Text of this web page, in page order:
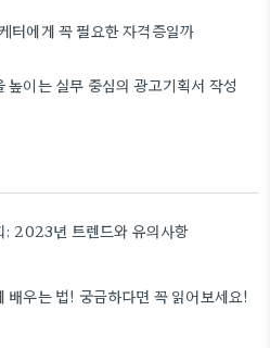
터에게 꼭 필요한 자격증일까
높이는 실무 중심의 광고기획서 작성
: 2023년 트렌드와 유의사항
배우는 법! 궁금하다면 꼭 읽어보세요!